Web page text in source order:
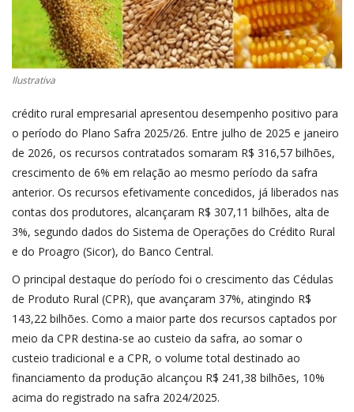
Ilustrativa
crédito rural empresarial apresentou desempenho positivo para
o período do Plano Safra 2025/26. Entre julho de 2025 e janeiro
de 2026, os recursos contratados somaram R$ 316,57 bilhões,
crescimento de 6% em relação ao mesmo período da safra
anterior. Os recursos efetivamente concedidos, já liberados nas
contas dos produtores, alcançaram R$ 307,11 bilhões, alta de
3%, segundo dados do Sistema de Operações do Crédito Rural
e do Proagro (Sicor), do Banco Central.
O principal destaque do período foi o crescimento das Cédulas
de Produto Rural (CPR), que avançaram 37%, atingindo R$
143,22 bilhões. Como a maior parte dos recursos captados por
meio da CPR destina-se ao custeio da safra, ao somar o
custeio tradicional e a CPR, o volume total destinado ao
financiamento da produção alcançou R$ 241,38 bilhões, 10%
acima do registrado na safra 2024/2025.